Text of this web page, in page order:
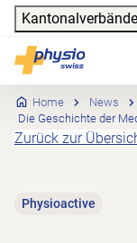
Header
Kantonalverbände
Physioswiss
Home
News
Die Geschichte der
Zurück zur
Physioactive